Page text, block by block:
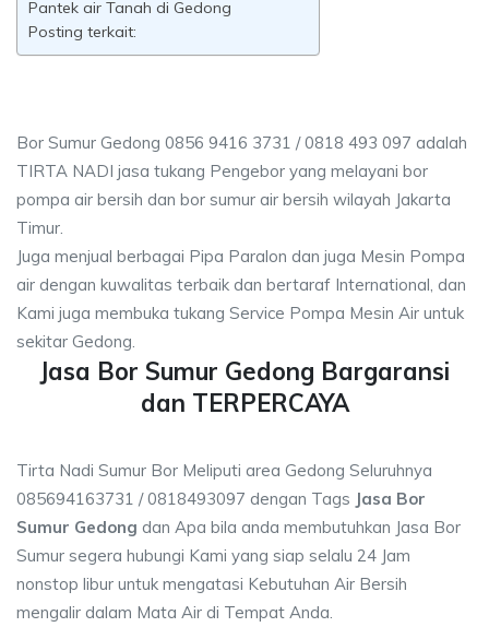
Pantek air Tanah di Gedong
Posting terkait:
Bor Sumur Gedong 0856 9416 3731 / 0818 493 097 adalah
TIRTA NADI jasa tukang Pengebor yang melayani bor
pompa air bersih dan bor sumur air bersih wilayah Jakarta
Timur.
Juga menjual berbagai Pipa Paralon dan juga Mesin Pompa
air dengan kuwalitas terbaik dan bertaraf International, dan
Kami juga membuka tukang Service Pompa Mesin Air untuk
sekitar Gedong.
Jasa Bor Sumur Gedong Bargaransi
dan TERPERCAYA
Tirta Nadi Sumur Bor Meliputi area Gedong Seluruhnya
085694163731 / 0818493097 dengan Tags Jasa Bor
Sumur Gedong dan Apa bila anda membutuhkan Jasa Bor
Sumur segera hubungi Kami yang siap selalu 24 Jam
nonstop libur untuk mengatasi Kebutuhan Air Bersih
mengalir dalam Mata Air di Tempat Anda.